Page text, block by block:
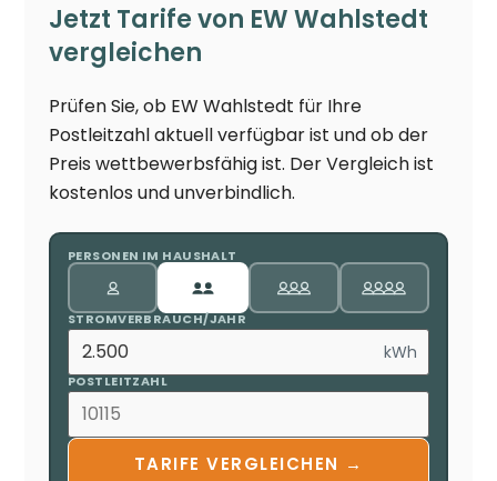
Jetzt Tarife von EW Wahlstedt
vergleichen
Prüfen Sie, ob EW Wahlstedt für Ihre
Postleitzahl aktuell verfügbar ist und ob der
Preis wettbewerbsfähig ist. Der Vergleich ist
kostenlos und unverbindlich.
PERSONEN IM HAUSHALT
STROMVERBRAUCH/JAHR
kWh
POSTLEITZAHL
TARIFE VERGLEICHEN →